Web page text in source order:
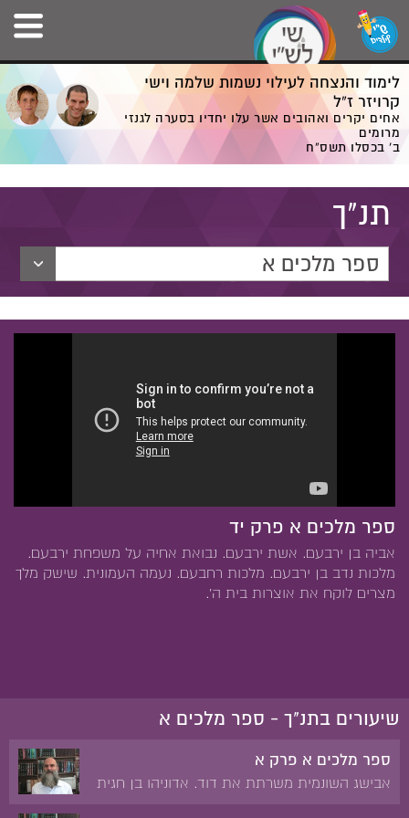
לימוד והנצחה לעילוי נשמות שלמה וישי
קרויזר ז”ל
אחים יקרים ואהובים אשר עלו יחדיו בסערה לגנזי
מרומים
ב' בכסלו תשס”ח
תנ"ך
ספר מלכים א
ספר מלכים א פרק יד
אביה בן ירבעם. אשת ירבעם. נבואת אחיה על משפחת ירבעם.
מלכות נדב בן ירבעם. מלכות רחבעם. נעמה העמונית. שישק מלך
מצרים לוקח את אוצרות בית ה'.
שיעורים בתנ"ך - ספר מלכים א
ספר מלכים א פרק א
אבישג השונמית משרתת את דוד. אדוניהו בן חגית